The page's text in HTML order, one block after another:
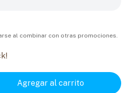
al combinar con otras promociones.